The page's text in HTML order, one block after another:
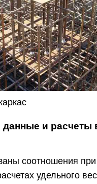
и расчеты
соотношения при
удельного